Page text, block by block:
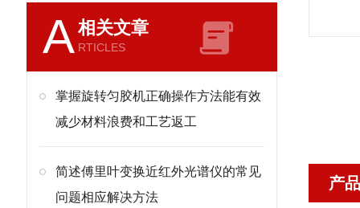
A相关文章
RTICLES
掌握旋转匀胶机正确操作方法能有效
减少材料浪费和工艺返工
简述傅里叶变换近红外光谱仪的常见
问题相应解决方法
产